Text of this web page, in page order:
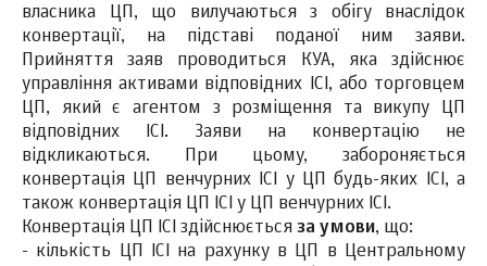
власника ЦП, що вилучаються з обігу внаслідок
конвертації, на підставі поданої ним заяви.
Прийняття заяв проводиться КУА, яка здійснює
управління активами відповідних ІСІ, або торговцем
ЦП, який є агентом з розміщення та викупу ЦП
відповідних ІСІ. Заяви на конвертацію не
відкликаються. При цьому, забороняється
конвертація ЦП венчурних ІСІ у ЦП будь-яких ІСІ, а
також конвертація ЦП ІСІ у ЦП венчурних ІСІ.
Конвертація ЦП ІСІ здійснюється за умови, що:
- кількість ЦП ІСІ на рахунку в ЦП в Центральному